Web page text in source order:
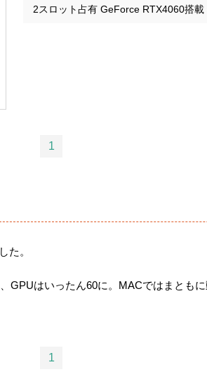
2スロット占有 GeForce RTX4060搭載
1
た。
はいったん60に。MACではまとも
1